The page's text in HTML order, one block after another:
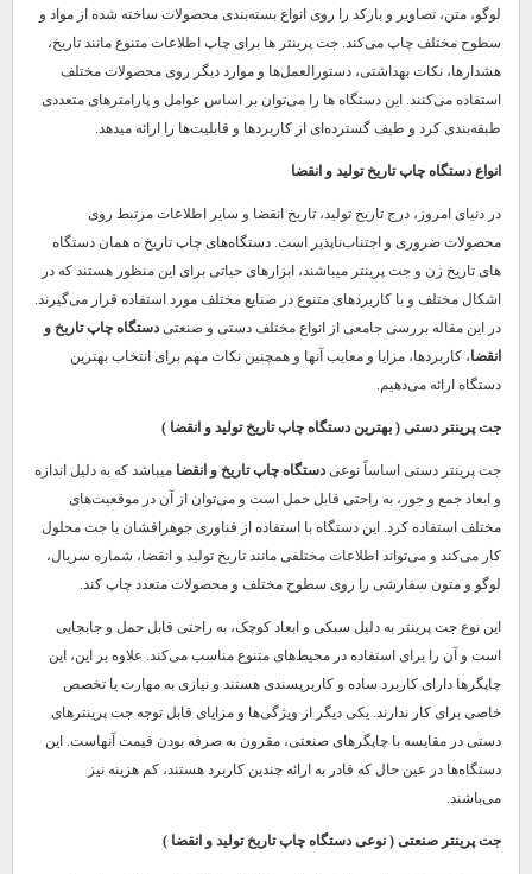
لوگو، متن، تصاویر و بارکد را روی انواع بسته‌بندی محصولات ساخته شده از مواد و
سطوح مختلف چاپ می‌کند. جت پرینتر ها برای چاپ اطلاعات متنوع مانند تاریخ،
هشدارها، نکات بهداشتی، دستورالعمل‌ها و موارد دیگر روی محصولات مختلف
استفاده می‌کنند. این دستگاه ها را می‌توان بر اساس عوامل و پارامترهای متعددی
طبقه‌بندی کرد و طیف گسترده‌ای از کاربردها و قابلیت‌ها را ارائه میدهد.
انواع دستگاه چاپ تاریخ تولید و انقضا
در دنیای امروز، درج تاریخ تولید، تاریخ انقضا و سایر اطلاعات مرتبط روی
محصولات ضروری و اجتناب‌ناپذیر است. دستگاه‌های چاپ تاریخ ه همان دستگاه
های تاریخ زن و جت پرینتر میباشند، ابزارهای حیاتی برای این منظور هستند که در
اشکال مختلف و با کاربردهای متنوع در صنایع مختلف مورد استفاده قرار می‌گیرند.
در این مقاله بررسی جامعی از انواع مختلف دستی و صنعتی دستگاه چاپ تاریخ و
انقضا، کاربردها، مزایا و معایب آنها و همچنین نکات مهم برای انتخاب بهترین
دستگاه ارائه می‌دهیم.
جت پرینتر دستی ( بهترین دستگاه چاپ تاریخ تولید و انقضا )
جت پرینتر دستی اساساً نوعی دستگاه چاپ تاریخ و انقضا میباشد که به دلیل اندازه
و ابعاد جمع و جور، به راحتی قابل حمل است و می‌توان از آن در موقعیت‌های
مختلف استفاده کرد. این دستگاه با استفاده از فناوری جوهرافشان یا جت محلول
کار می‌کند و می‌تواند اطلاعات مختلفی مانند تاریخ تولید و انقضا، شماره سریال،
لوگو و متون سفارشی را روی سطوح مختلف و محصولات متعدد چاپ کند.
این نوع جت پرینتر به دلیل سبکی و ابعاد کوچک، به راحتی قابل حمل و جابجایی
است و آن را برای استفاده در محیط‌های متنوع مناسب می‌کند. علاوه بر این، این
چاپگرها دارای کاربرد ساده و کاربرپسندی هستند و نیازی به مهارت یا تخصص
خاصی برای کار ندارند. یکی دیگر از ویژگی‌ها و مزایای قابل توجه جت پرینترهای
دستی در مقایسه با چاپگرهای صنعتی، مقرون به صرفه بودن قیمت آنهاست. این
دستگاه‌ها در عین حال که قادر به ارائه چندین کاربرد هستند، کم هزینه نیز
می‌باشند.
جت پرینتر صنعتی ( نوعی دستگاه چاپ تاریخ تولید و انقضا )